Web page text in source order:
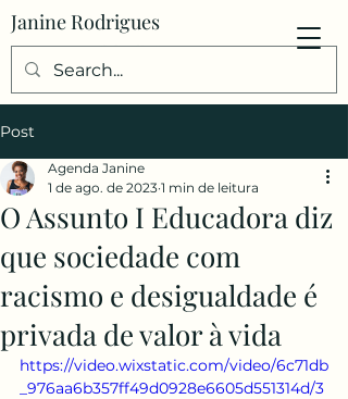
Janine Rodrigues
Post
O Assunto I Educadora diz
que sociedade com
racismo e desigualdade é
privada de valor à vida
Agenda Janine
1 de ago. de 2023 1 min de leitura
https://video.wixstatic.com/video/6c71db
_976aa6b357ff49d0928e6605d551314d/3